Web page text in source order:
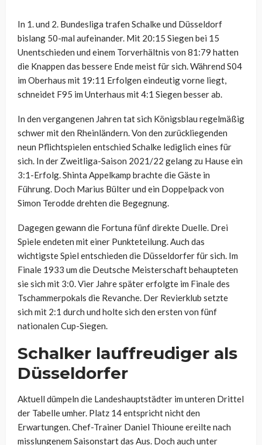
In 1. und 2. Bundesliga trafen Schalke und Düsseldorf
bislang 50-mal aufeinander. Mit 20:15 Siegen bei 15
Unentschieden und einem Torverhältnis von 81:79 hatten
die Knappen das bessere Ende meist für sich. Während S04
im Oberhaus mit 19:11 Erfolgen eindeutig vorne liegt,
schneidet F95 im Unterhaus mit 4:1 Siegen besser ab.
In den vergangenen Jahren tat sich Königsblau regelmäßig
schwer mit den Rheinländern. Von den zurückliegenden
neun Pflichtspielen entschied Schalke lediglich eines für
sich. In der Zweitliga-Saison 2021/22 gelang zu Hause ein
3:1-Erfolg. Shinta Appelkamp brachte die Gäste in
Führung. Doch Marius Bülter und ein Doppelpack von
Simon Terodde drehten die Begegnung.
Dagegen gewann die Fortuna fünf direkte Duelle. Drei
Spiele endeten mit einer Punkteteilung. Auch das
wichtigste Spiel entschieden die Düsseldorfer für sich. Im
Finale 1933 um die Deutsche Meisterschaft behaupteten
sie sich mit 3:0. Vier Jahre später erfolgte im Finale des
Tschammerpokals die Revanche. Der Revierklub setzte
sich mit 2:1 durch und holte sich den ersten von fünf
nationalen Cup-Siegen.
Schalker lauffreudiger als
Düsseldorfer
Aktuell dümpeln die Landeshauptstädter im unteren Drittel
der Tabelle umher. Platz 14 entspricht nicht den
Erwartungen. Chef-Trainer Daniel Thioune ereilte nach
misslungenem Saisonstart das Aus. Doch auch unter